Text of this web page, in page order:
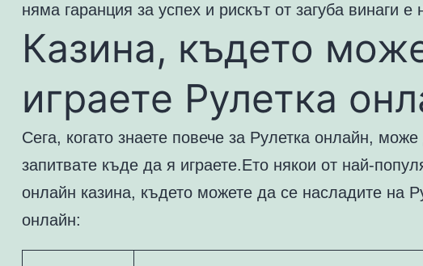
няма гаранция за успех и рискът от загуба винаги е
Казина, където
играете Рулетка
Сега, когато знаете повече за Рулетка онлайн,
запитвате къде да я играете.Ето някои от най-
онлайн казина, където можете да се насладите на
онлайн: